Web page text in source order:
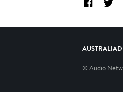
AUSTRALIA
© Audio